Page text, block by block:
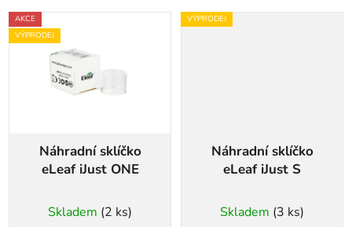
AKCE
VÝPRODEJ
Náhradní sklíčko
eLeaf iJust ONE
Skladem (2 ks)
VÝPRODEJ
Náhradní sklíčko
eLeaf iJust S
Skladem (3 ks)